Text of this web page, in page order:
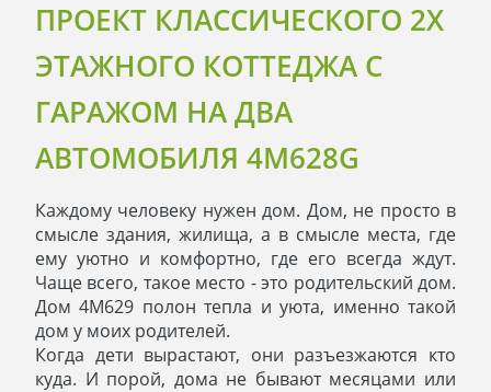
ПРОЕКТ КЛАССИЧЕСКОГО 2Х
ЭТАЖНОГО КОТТЕДЖА С
ГАРАЖОМ НА ДВА
АВТОМОБИЛЯ 4M628G
Каждому человеку нужен дом. Дом, не просто в
смысле здания, жилища, а в смысле места, где
ему уютно и комфортно, где его всегда ждут.
Чаще всего, такое место - это родительский дом.
Дом 4M629 полон тепла и уюта, именно такой
дом у моих родителей.
Когда дети вырастают, они разъезжаются кто
куда. И порой, дома не бывают месяцами или